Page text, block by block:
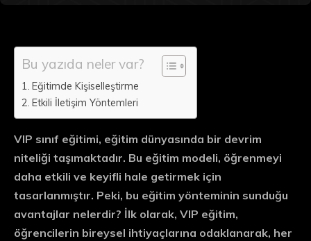
Bu yazıda neler var?
Eğitimde Kişiselleştirme
Etkili İletişim Yöntemleri
VIP sınıf eğitimi, eğitim dünyasında bir devrim
niteliği taşımaktadır. Bu eğitim modeli, öğrenmeyi
daha etkili ve keyifli hale getirmek için
tasarlanmıştır. Peki, bu eğitim yönteminin sunduğu
avantajlar nelerdir? İlk olarak, VIP eğitim,
öğrencilerin bireysel ihtiyaçlarına odaklanarak, her